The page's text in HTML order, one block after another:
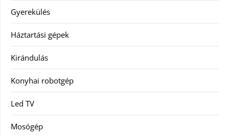
Gyerekülés
Háztartási gépek
Kirándulás
Konyhai robotgép
Led TV
Mosógép